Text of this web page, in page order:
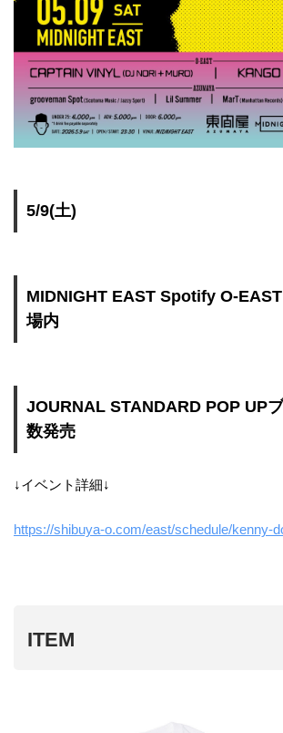
5/9(土)
MIDNIGHT EAST Spotify O-
場内
JOURNAL STANDARD POP UP
数発売
↓イベント詳細↓
https://shibuya-o.com/east/schedule/kenny-
ITEM